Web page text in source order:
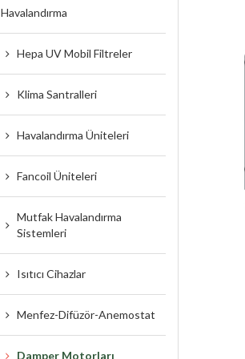
Havalandırma
Hepa UV Mobil Filtreler
Klima Santralleri
Havalandırma Üniteleri
Fancoil Üniteleri
Mutfak Havalandırma
Sistemleri
Isıtıcı Cihazlar
Menfez-Difüzör-Anemostat
Damper Motorları